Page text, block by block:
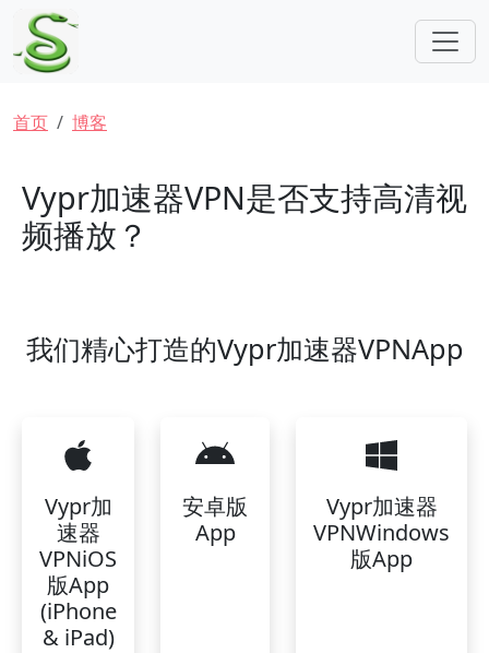
跳转到主要内容
面包屑
首页 博客
Vypr加速器VPN是否支持高清视
频播放？
我们精心打造的Vypr加速器VPNApp
Vypr加
速器
VPNiOS
版App
(iPhone
& iPad)
安卓版
App
Vypr加速器
VPNWindows
版App